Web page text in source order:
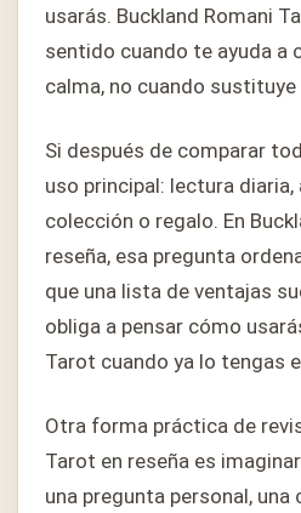
usarás. Buckland Romani
sentido cuando te ayuda a
calma, no cuando
Si después de comparar
uso principal: lectura diaria,
colección o regalo. En
reseña, esa pregunta
que una lista de ventajas
obliga a pensar cómo
Tarot cuando ya lo tengas
Otra forma práctica de
Tarot en reseña es
una pregunta personal, una